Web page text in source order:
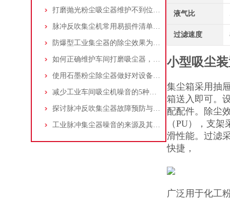
打磨抛光粉尘吸尘器维护不到位，那是你没有注意这些而已！
脉冲反吹集尘机常用易损件清单与更换周期建议
防爆型工业集尘器的除尘效果为何不佳？
如何正确维护车间打磨吸尘器，延长使用寿命
使用石墨粉尘除尘器做好对设备的维护十分重要
减少工业车间吸尘机噪音的5种方法
探讨脉冲反吹集尘器故障预防与维护要点
工业脉冲集尘器噪音的来源及其控制策略
液气比
过滤速度
小型吸尘
集尘箱采用抽
箱送入即可。
配配件。除尘
（PU），支
滑性能。过滤
快捷，
广泛用于化工